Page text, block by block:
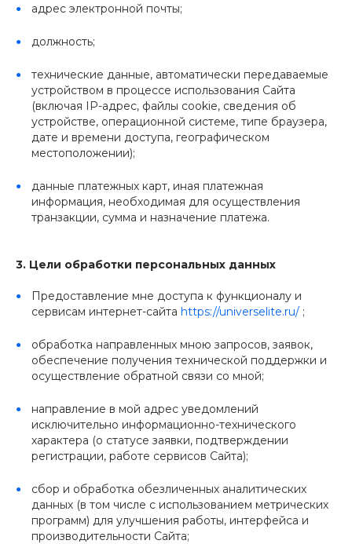
адрес электронной почты;
должность;
технические данные, автоматически передаваемые
устройством в процессе использования Сайта
(включая IP-адрес, файлы cookie, сведения об
устройстве, операционной системе, типе браузера,
дате и времени доступа, географическом
местоположении);
данные платежных карт, иная платежная
информация, необходимая для осуществления
транзакции, сумма и назначение платежа.
3. Цели обработки персональных данных
Предоставление мне доступа к функционалу и
сервисам интернет-сайта https://universelite.ru/ ;
обработка направленных мною запросов, заявок,
обеспечение получения технической поддержки и
осуществление обратной связи со мной;
направление в мой адрес уведомлений
исключительно информационно-технического
характера (о статусе заявки, подтверждении
регистрации, работе сервисов Сайта);
сбор и обработка обезличенных аналитических
данных (в том числе с использованием метрических
программ) для улучшения работы, интерфейса и
производительности Сайта;